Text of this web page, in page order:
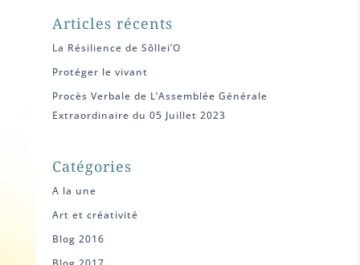
Articles récents
La Résilience de Sôllei’O
Protéger le vivant
Procès Verbale de L’Assemblée Générale
Extraordinaire du 05 Juillet 2023
Catégories
A la une
Art et créativité
Blog 2016